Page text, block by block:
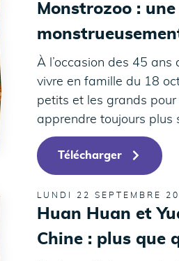
Monstrozoo :
À l’occasion des 45
vivre en famille du 18
petits et les grands
apprendre toujours plus
Télécharger
LUNDI 22 SEPTEMBRE
Huan Huan et
Chine : plus que